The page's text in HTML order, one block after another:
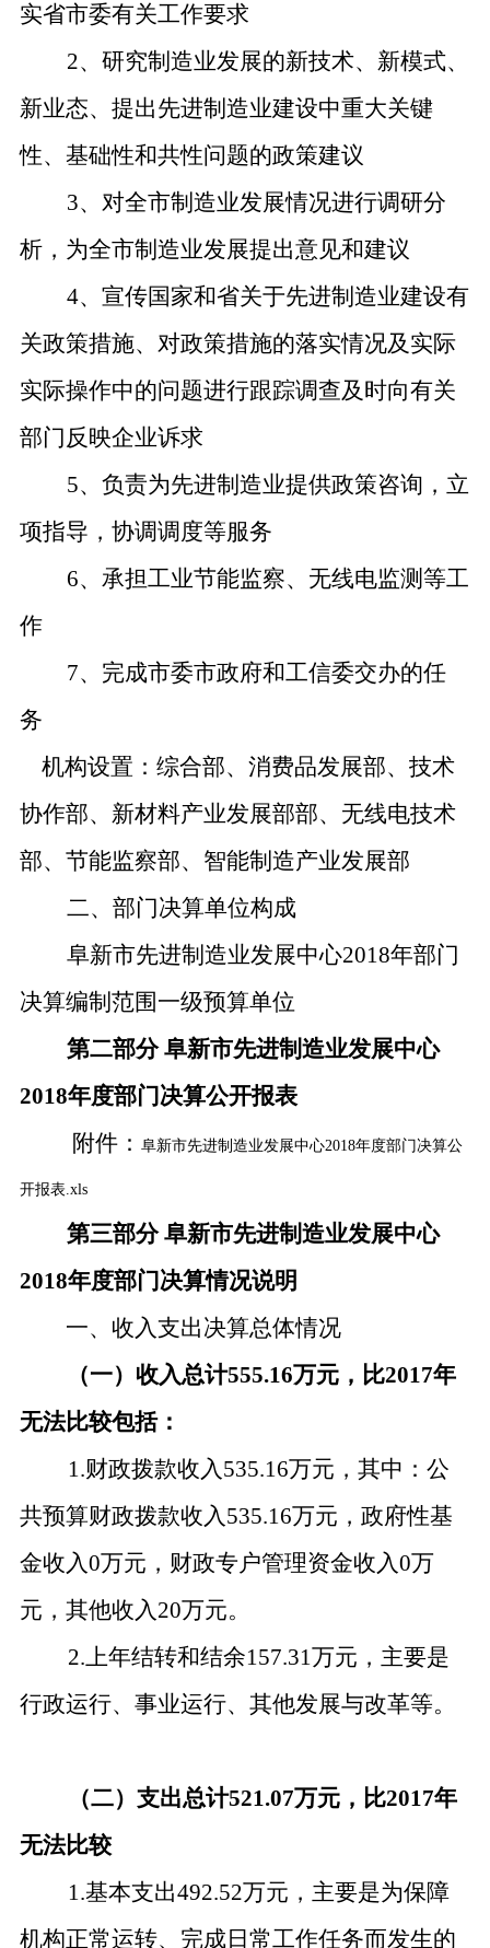
实省市委有关工作要求
2、研究制造业发展的新技术、新模式、
新业态、提出先进制造业建设中重大关键
性、基础性和共性问题的政策建议
3、对全市制造业发展情况进行调研分
析，为全市制造业发展提出意见和建议
4、宣传国家和省关于先进制造业建设有
关政策措施、对政策措施的落实情况及实际
实际操作中的问题进行跟踪调查及时向有关
部门反映企业诉求
5、负责为先进制造业提供政策咨询，立
项指导，协调调度等服务
6、承担工业节能监察、无线电监测等工
作
7、完成市委市政府和工信委交办的任
务
机构设置： 综合部、消费品发展部、技术
协作部、新材料产业发展部部、无线电技术
部、节能监察部、智能制造产业发展部
二、部门决算单位构成
阜新市先进制造业发展中心2018年部门
决算编制范围一级预算单位
第二部分阜新市先进制造业发展中心
2018年度部门决算公开报表
附件： 阜新市先进制造业发展中心2018年度部门决算公
开报表.xls
第三部分 阜新市先进制造业发展中心
2018年度部门决算情况说明
一、收入支出决算总体情况
（一）收入总计555.16万元，比2017年
无法比较包括：
1.财政拨款收入535.16万元，其中：公
共预算财政拨款收入535.16万元，政府性基
金收入0万元，财政专户管理资金收入0万
元，其他收入20万元。
2.上年结转和结余157.31万元，主要是
行政运行、事业运行、其他发展与改革等。
（二）支出总计521.07万元，比2017年
无法比较
1.基本支出492.52万元，主要是为保障
机构正常运转、完成日常工作任务而发生的